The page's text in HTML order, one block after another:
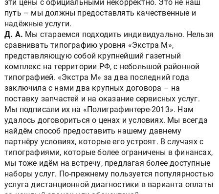
эти цены с официальными некорректно. Это не наш
путь – мы должны предоставлять качественные и
надёжные услуги.
Д. А. Мы стараемся подходить индивидуально. Нельзя
сравнивать типографию уровня «Экстра М»,
представляющую собой крупнейший газетный
комплекс на территории РФ, с небольшой районной
типографией. «Экстра М» за два последний года
заключила с нами два крупных договора – на
поставку запчастей и на оказание сервисных услуг.
Мы подписали их на «Полиграфинтере-2013». Нам
удалось договориться о ценах и условиях. Мы всегда
найдём способ предоставить нашему давнему
партнёру условиях, которые его устроят. В случаях с
типографиями, которые более ограничены в финансах,
мы тоже идём на встречу, предлагая более доступные
наборы услуг. По-прежнему пользуется популярностью
услуга дистанционной диагностики в варианта оплаты